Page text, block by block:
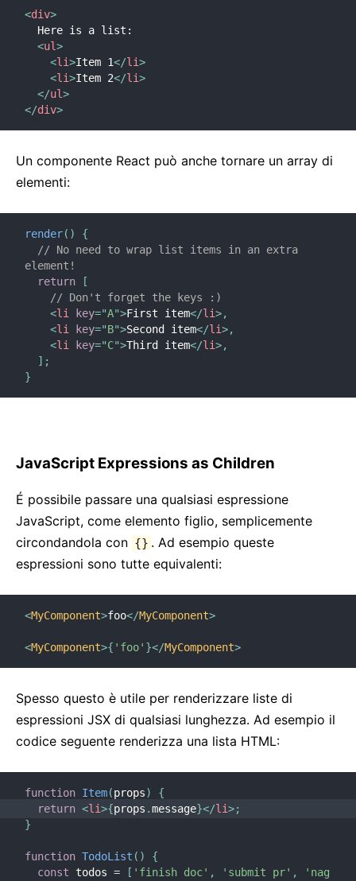
<div>
<ul>
<li>Item 1</li>
<li>Item 2</li>
</ul>
</div>
Un componente React può anche tornare un array di
elementi:
render( )
{
// No need to wrap list items in an extra
element!
return
[
// Don't forget the keys :)
<li key="A">First item</li>,
<li key="B">Second item</li>,
<li key="C">Third item</li>,
] ;
}
JavaScript Expressions as Children
É possibile passare una qualsiasi espressione
JavaScript, come elemento figlio, semplicemente
circondandola con {} . Ad esempio queste
espressioni sono tutte equivalenti:
<MyComponent>foo</MyComponent>
<MyComponent>{ 'foo' }</MyComponent>
Spesso questo è utile per renderizzare liste di
espressioni JSX di qualsiasi lunghezza. Ad esempio il
codice seguente renderizza una lista HTML:
function Item(props)
{
return <li>{props .message}</li>;
}
function TodoList ( )
{
const todos = [ 'finish doc' , 'submit pr' ,
'nag